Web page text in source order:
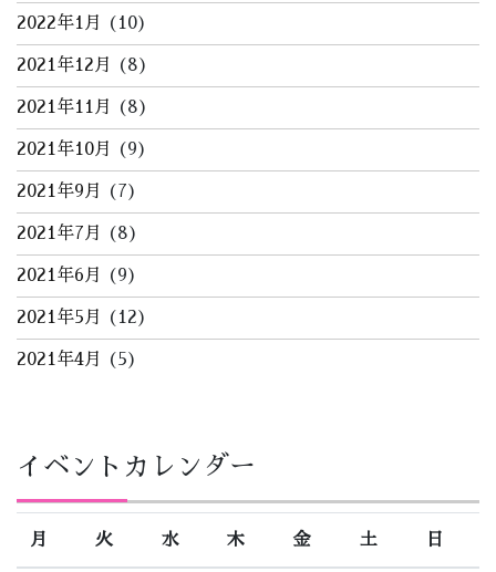
2022年1月 (10)
2021年12月 (8)
2021年11月 (8)
2021年10月 (9)
2021年9月 (7)
2021年7月 (8)
2021年6月 (9)
2021年5月 (12)
2021年4月 (5)
イベントカレンダー
月 火 水 木 金 土 日